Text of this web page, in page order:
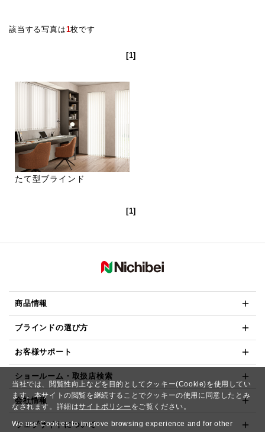
当社では、閲覧性向上などを目的としてクッキー(Cookie)を使用してい
ます。本サイトの閲覧を継続することでクッキーの使用に同意したとみ
なされます。詳細はサイトポリシー をご覧ください。
We use Cookies to improve browsing experience and for other
該当する写真は1枚です
[1]
たて型ブラインド
[1]
商品情報
ブラインドの選び方
お客様サポート
ショールーム・取扱店検索
会社情報
ウェブサイトについて